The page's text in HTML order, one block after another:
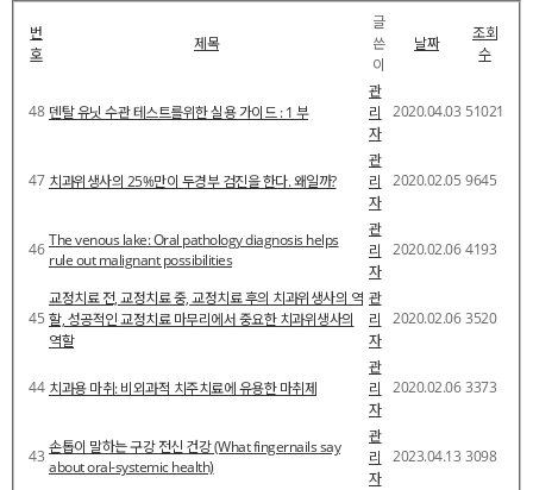
번
호
제목
글
쓴
이
날짜
조회
수
48 덴탈 유닛 수관 테스트를위한 실용 가이드 : 1 부
관
리
자
2020.04.03 51021
47 치과위생사의 25%만이 두경부 검진을 한다. 왜일까?
관
리
자
2020.02.05 9645
46 The venous lake: Oral pathology diagnosis helps
rule out malignant possibilities
관
리
자
2020.02.06 4193
45
교정치료 전, 교정치료 중, 교정치료 후의 치과위생사의 역
할, 성공적인 교정치료 마무리에서 중요한 치과위생사의
역할
관
리
자
2020.02.06 3520
44 치과용 마취: 비외과적 치주치료에 유용한 마취제
관
리
자
2020.02.06 3373
43 손톱이 말하는 구강 전신 건강 (What fingernails say
about oral-systemic health)
관
리
자
2023.04.13 3098